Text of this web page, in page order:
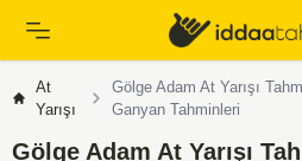
At
Yarışı
Gölge Adam At Yarışı
Ganyan Tahminleri
Gölge Adam At Yarışı